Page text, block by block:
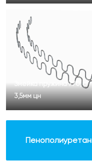
Змейка пружина 770, d
3,5мм цн
Пенополиуретан